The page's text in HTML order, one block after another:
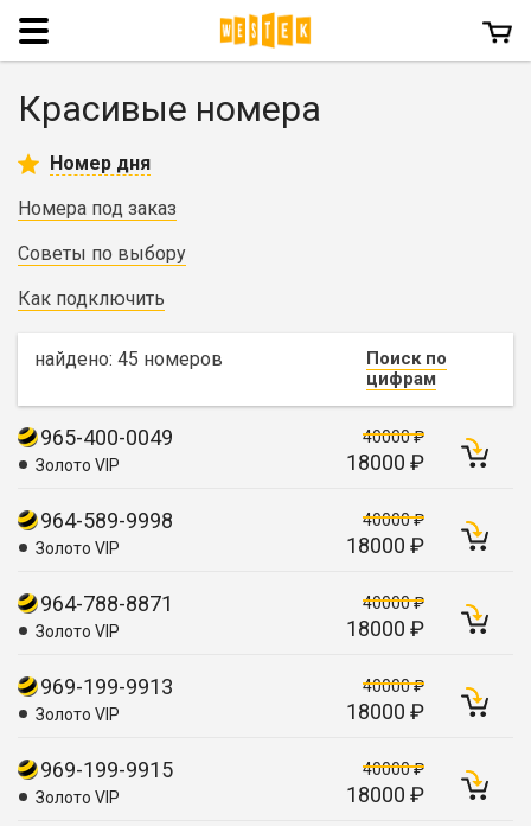
Красивые номера
Номер дня
Номера под заказ
Советы по выбору
Как подключить
найдено: 45 номеров
Поиск по
цифрам
965-400-0049
Золото VIP
40000 ₽
18000 ₽
964-589-9998
Золото VIP
40000 ₽
18000 ₽
964-788-8871
Золото VIP
40000 ₽
18000 ₽
969-199-9913
Золото VIP
40000 ₽
18000 ₽
969-199-9915
Золото VIP
40000 ₽
18000 ₽